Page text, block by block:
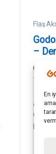
En
Flaş
–
Godox
ü
e
Akülü
Godox
Diş